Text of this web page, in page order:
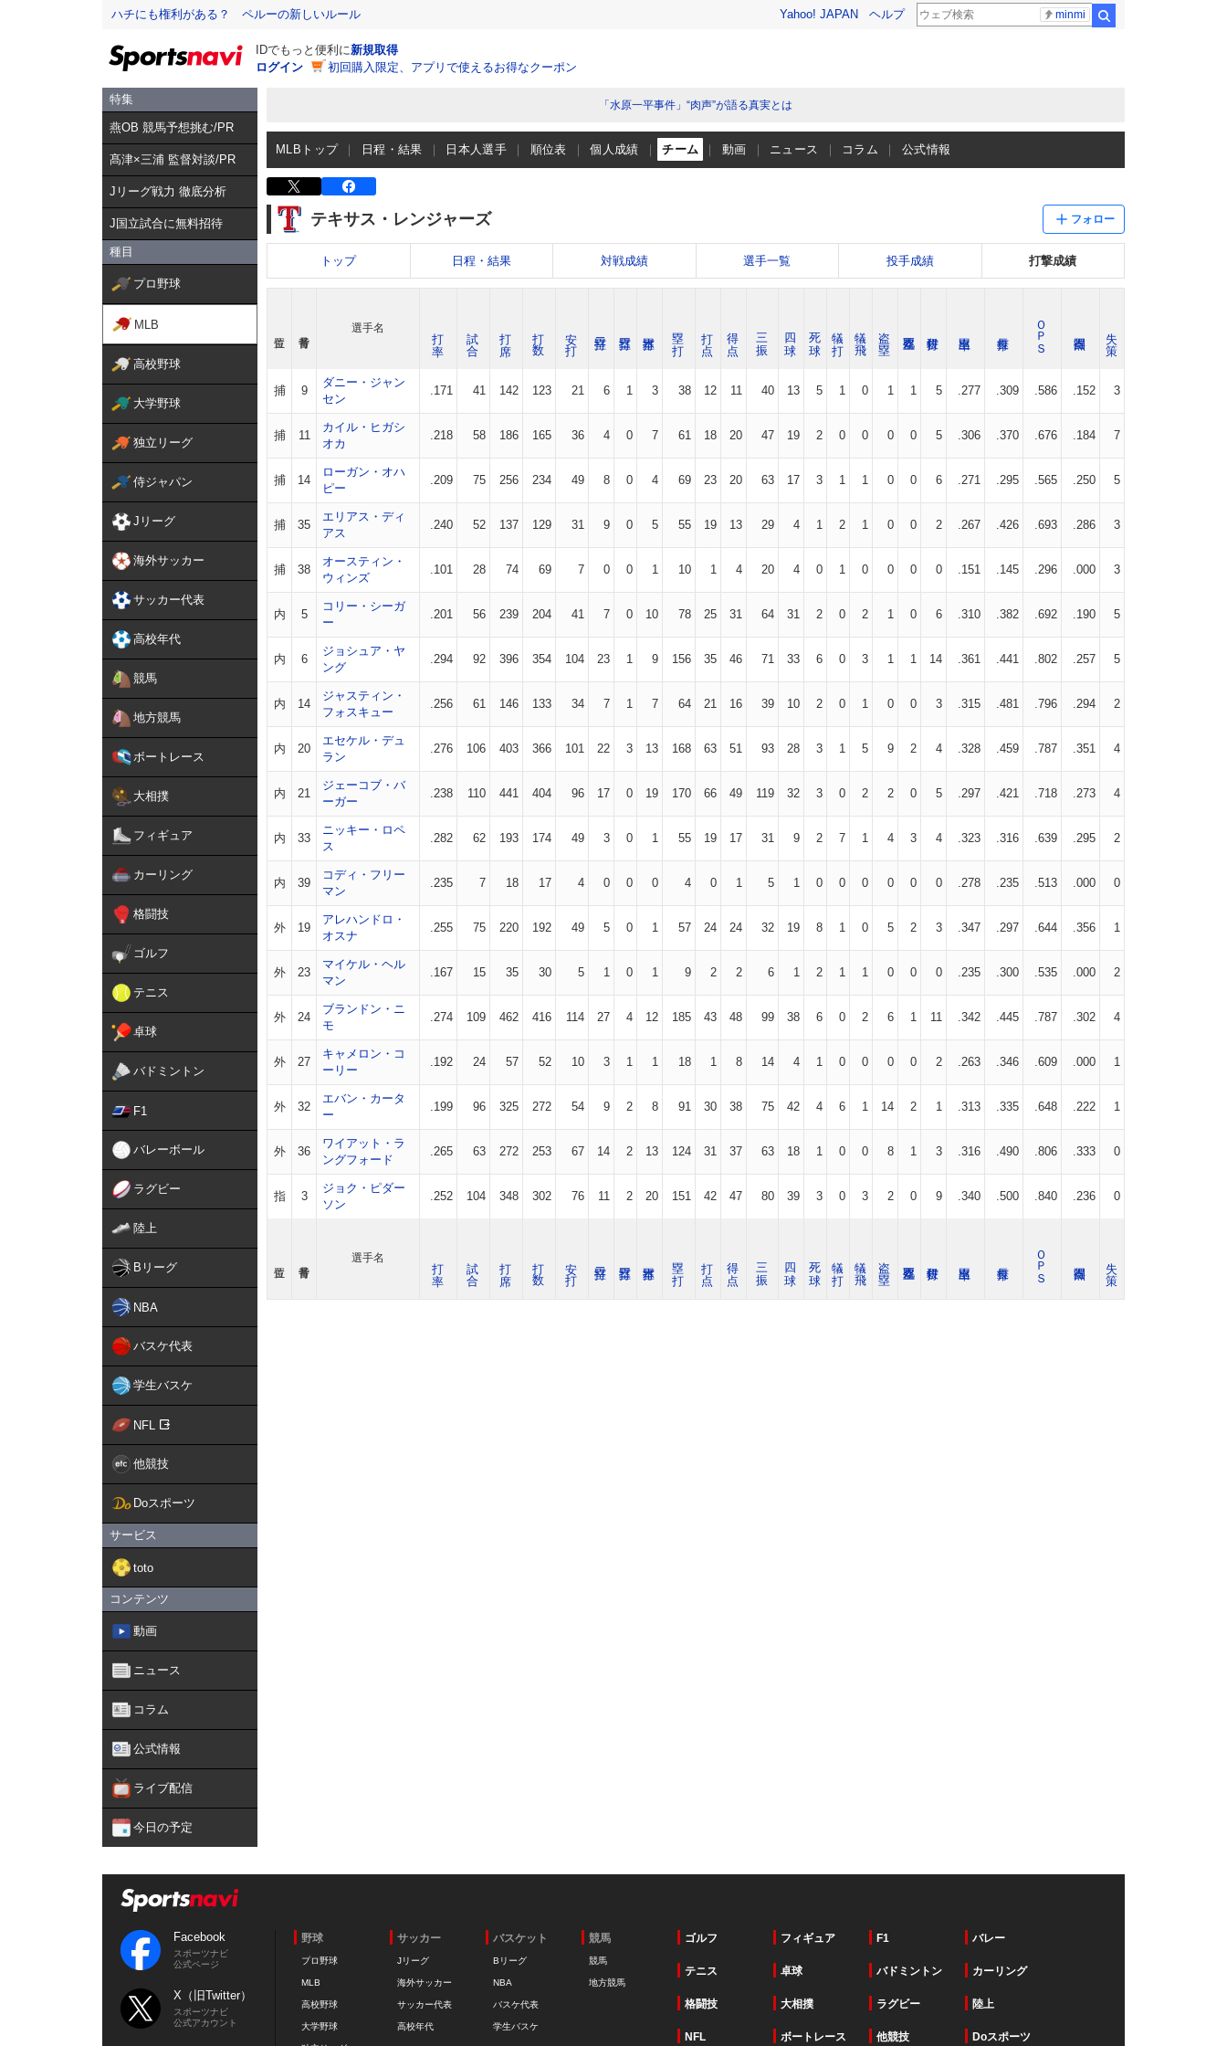
ハチにも権利がある？ ペルーの新しいルール Yahoo! JAPAN ヘルプ minmi
IDでもっと便利に新規取得
ログイン
初回購入限定、アプリで使えるお得なクーポン
特集
燕OB 競馬予想挑む/PR
髙津×三浦 監督対談/PR
Jリーグ戦力 徹底分析
J国立試合に無料招待
種目
プロ野球
MLB
高校野球
大学野球
独立リーグ
侍ジャパン
Jリーグ
海外サッカー
サッカー代表
高校年代
競馬
地方競馬
ボートレース
大相撲
フィギュア
カーリング
格闘技
ゴルフ
テニス
卓球
バドミントン
F1
バレーボール
ラグビー
陸上
Bリーグ
NBA
バスケ代表
学生バスケ
NFL
他競技
Doスポーツ
サービス
toto
コンテンツ
動画
ニュース
コラム
公式情報
ライブ配信
今日の予定
「水原一平事件」“肉声”が語る真実とは
MLBトップ 日程・結果 日本人選手 順位表 個人成績 チーム 動画 ニュース コラム 公式情報
テキサス・レンジャーズ フォロー
トップ 日程・結果 対戦成績 選手一覧 投手成績 打撃成績
選手名 ＯＰＳ
捕 9
ダニー・ジャン
セン
.171 41 142 123 21 6 1 3 38 12 11 40 13 5 1 0 1 1 5 .277 .309 .586 .152 3
捕 11
カイル・ヒガシ
オカ
.218 58 186 165 36 4 0 7 61 18 20 47 19 2 0 0 0 0 5 .306 .370 .676 .184 7
捕 14
ローガン・オハ
ピー
.209 75 256 234 49 8 0 4 69 23 20 63 17 3 1 1 0 0 6 .271 .295 .565 .250 5
捕 35
エリアス・ディ
アス
.240 52 137 129 31 9 0 5 55 19 13 29 4 1 2 1 0 0 2 .267 .426 .693 .286 3
捕 38
オースティン・
ウィンズ
.101 28 74 69 7 0 0 1 10 1 4 20 4 0 1 0 0 0 0 .151 .145 .296 .000 3
内 5
コリー・シーガ
ー
.201 56 239 204 41 7 0 10 78 25 31 64 31 2 0 2 1 0 6 .310 .382 .692 .190 5
内 6
ジョシュア・ヤ
ング
.294 92 396 354 104 23 1 9 156 35 46 71 33 6 0 3 1 1 14 .361 .441 .802 .257 5
内 14
ジャスティン・
フォスキュー
.256 61 146 133 34 7 1 7 64 21 16 39 10 2 0 1 0 0 3 .315 .481 .796 .294 2
内 20
エセケル・デュ
ラン
.276 106 403 366 101 22 3 13 168 63 51 93 28 3 1 5 9 2 4 .328 .459 .787 .351 4
内 21
ジェーコブ・バ
ーガー
.238 110 441 404 96 17 0 19 170 66 49 119 32 3 0 2 2 0 5 .297 .421 .718 .273 4
内 33
ニッキー・ロペ
ス
.282 62 193 174 49 3 0 1 55 19 17 31 9 2 7 1 4 3 4 .323 .316 .639 .295 2
内 39
コディ・フリー
マン
.235 7 18 17 4 0 0 0 4 0 1 5 1 0 0 0 0 0 0 .278 .235 .513 .000 0
外 19
アレハンドロ・
オスナ
.255 75 220 192 49 5 0 1 57 24 24 32 19 8 1 0 5 2 3 .347 .297 .644 .356 1
外 23
マイケル・ヘル
マン
.167 15 35 30 5 1 0 1 9 2 2 6 1 2 1 1 0 0 0 .235 .300 .535 .000 2
外 24
ブランドン・ニ
モ
.274 109 462 416 114 27 4 12 185 43 48 99 38 6 0 2 6 1 11 .342 .445 .787 .302 4
外 27
キャメロン・コ
ーリー
.192 24 57 52 10 3 1 1 18 1 8 14 4 1 0 0 0 0 2 .263 .346 .609 .000 1
外 32
エバン・カータ
ー
.199 96 325 272 54 9 2 8 91 30 38 75 42 4 6 1 14 2 1 .313 .335 .648 .222 1
外 36
ワイアット・ラ
ングフォード
.265 63 272 253 67 14 2 13 124 31 37 63 18 1 0 0 8 1 3 .316 .490 .806 .333 0
指 3
ジョク・ピダー
ソン
.252 104 348 302 76 11 2 20 151 42 47 80 39 3 0 3 2 0 9 .340 .500 .840 .236 0
選手名 ＯＰＳ
Facebook
スポーツナビ
公式ページ
X（旧Twitter）
スポーツナビ
公式アカウント
野球
プロ野球
MLB
高校野球
大学野球
サッカー
Jリーグ
海外サッカー
サッカー代表
高校年代
バスケット
Bリーグ
NBA
バスケ代表
学生バスケ
競馬
競馬
地方競馬
ゴルフ フィギュア F1 バレー
テニス 卓球 バドミントン カーリング
格闘技 大相撲 ラグビー 陸上
NFL ボートレース 他競技 Doスポーツ